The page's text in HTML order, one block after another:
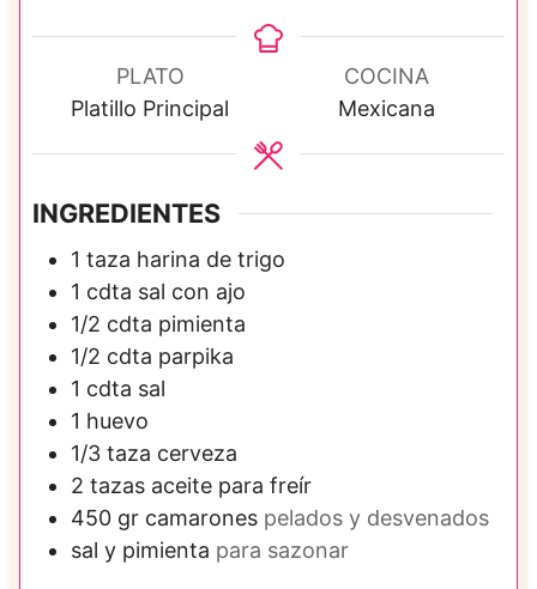
n
o
s
PLATO
Platillo Principal
COCINA
Mexicana
INGREDIENTES
1 taza harina de trigo
1 cdta sal con ajo
1/2 cdta pimienta
1/2 cdta parpika
1 cdta sal
1 huevo
1/3 taza cerveza
2 tazas aceite para freír
450 gr camarones pelados y desvenados
sal y pimienta para sazonar